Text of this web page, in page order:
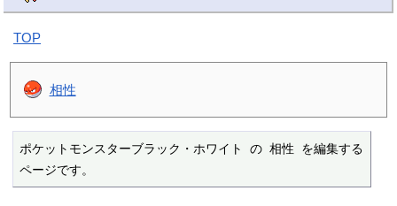
TOP
相性
ポケットモンスターブラック・ホワイト の 相性 を編集する
ページです。